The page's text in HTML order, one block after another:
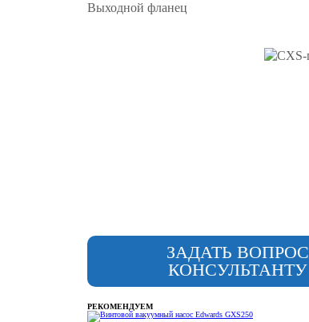
Выходной фланец
ЗАДАТЬ ВОПРОС
КОНСУЛЬТАНТУ
РЕКОМЕНДУЕМ